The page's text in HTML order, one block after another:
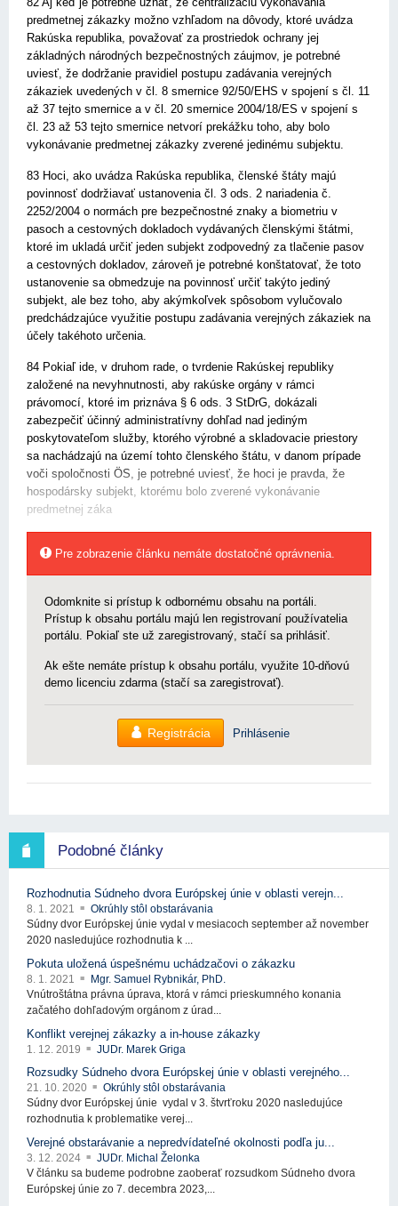
predmetnej zákazky možno vzhľadom na dôvody, ktoré uvádza
Rakúska republika, považovať za prostriedok ochrany jej
základných národných bezpečnostných záujmov, je potrebné
uviesť, že dodržanie pravidiel postupu zadávania verejných
zákaziek uvedených v čl. 8 smernice 92/50/EHS v spojení s čl. 11
až 37 tejto smernice a v čl. 20 smernice 2004/18/ES v spojení s
čl. 23 až 53 tejto smernice netvorí prekážku toho, aby bolo
vykonávanie predmetnej zákazky zverené jedinému subjektu.
83 Hoci, ako uvádza Rakúska republika, členské štáty majú
povinnosť dodržiavať ustanovenia čl. 3 ods. 2 nariadenia č.
2252/2004 o normách pre bezpečnostné znaky a biometriu v
pasoch a cestovných dokladoch vydávaných členskými štátmi,
ktoré im ukladá určiť jeden subjekt zodpovedný za tlačenie pasov
a cestovných dokladov, zároveň je potrebné konštatovať, že toto
ustanovenie sa obmedzuje na povinnosť určiť takýto jediný
subjekt, ale bez toho, aby akýmkoľvek spôsobom vylučovalo
predchádzajúce využitie postupu zadávania verejných zákaziek na
účely takéhoto určenia.
84 Pokiaľ ide, v druhom rade, o tvrdenie Rakúskej republiky
založené na nevyhnutnosti, aby rakúske orgány v rámci
právomocí, ktoré im priznáva § 6 ods. 3 StDrG, dokázali
zabezpečiť účinný administratívny dohľad nad jediným
poskytovateľom služby, ktorého výrobné a skladovacie priestory
sa nachádzajú na území tohto členského štátu, v danom prípade
voči spoločnosti ÖS, je potrebné uviesť, že hoci je pravda, že
hospodársky subjekt, ktorému bolo zverené vykonávanie
predmetnej záka
Pre zobrazenie článku nemáte dostatočné oprávnenia.
Odomknite si prístup k odbornému obsahu na portáli.
Prístup k obsahu portálu majú len registrovaní používatelia
portálu. Pokiaľ ste už zaregistrovaný, stačí sa prihlásiť.
Ak ešte nemáte prístup k obsahu portálu, využite 10-dňovú
demo licenciu zdarma (stačí sa zaregistrovať).
Registrácia Prihlásenie
Podobné články
Rozhodnutia Súdneho dvora Európskej únie v oblasti verejn...
8. 1. 2021
Okrúhly stôl obstarávania
Súdny dvor Európskej únie vydal v mesiacoch september až november
2020 nasledujúce rozhodnutia k ...
Pokuta uložená úspešnému uchádzačovi o zákazku
8. 1. 2021
Mgr. Samuel Rybnikár, PhD.
Vnútroštátna právna úprava, ktorá v rámci prieskumného konania
začatého dohľadovým orgánom z úrad...
Konflikt verejnej zákazky a in-house zákazky
1. 12. 2019 JUDr. Marek Griga
Rozsudky Súdneho dvora Európskej únie v oblasti verejného...
21. 10. 2020
Okrúhly stôl obstarávania
Súdny dvor Európskej únie vydal v 3. štvrťroku 2020 nasledujúce
rozhodnutia k problematike verej...
Verejné obstarávanie a nepredvídateľné okolnosti podľa ju...
3. 12. 2024
JUDr. Michal Želonka
V článku sa budeme podrobne zaoberať rozsudkom Súdneho dvora
Európskej únie zo 7. decembra 2023,...